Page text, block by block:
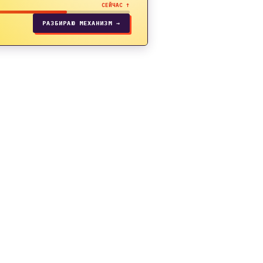
СЕЙЧАС ↑
РАЗБИРАЮ МЕХАНИЗМ →